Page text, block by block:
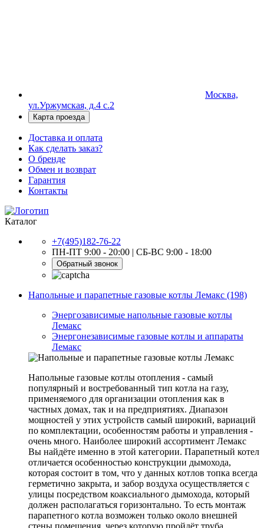
Москва,
ул.Уржумская, д.4 с.2
Карта проезда
Доставка и оплата
Как сделать заказ?
О бренде
Обмен и возврат
Гарантия
Контакты
Каталог
+7(495)182-76-22
ПН-ПТ 9:00 - 20:00 | СБ-ВС 9:00 - 18:00
Обратный звонок
Напольные и парапетные газовые котлы Лемакс (198)
Энергозависимые напольные газовые котлы
Лемакс
Энергонезависимые газовые котлы и аппараты
Лемакс
Напольные газовые котлы отопления - самый
популярный и востребованный тип котла на газу,
применяемого для организации отопления как в
частных домах, так и на предприятиях. Диапазон
мощностей у этих устройств самый широкий, вариаций
по комплектации, особенностям работы и управления -
очень много. Наиболее широкий ассортимент Лемакс
Вы найдёте именно в этой категории. Парапетный котел
отличается особенностью конструкции дымохода,
которая состоит в том, что у данных котлов топка всегда
герметично закрыта, и забор воздуха осуществляется с
улицы посредством коаксиального дымохода, который
должен располагаться горизонтально. То есть монтаж
парапетного котла возможен только около внешней
стены помещения, через которую пройдёт труба